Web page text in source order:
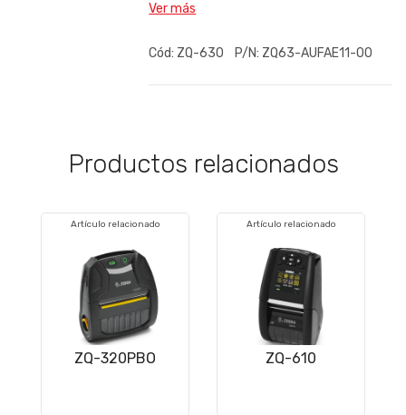
Ver más
Cód: ZQ-630 P/N: ZQ63-AUFAE11-00
Productos relacionados
Artículo relacionado
ZQ-320PBO
Artículo relacionado
ZQ-610